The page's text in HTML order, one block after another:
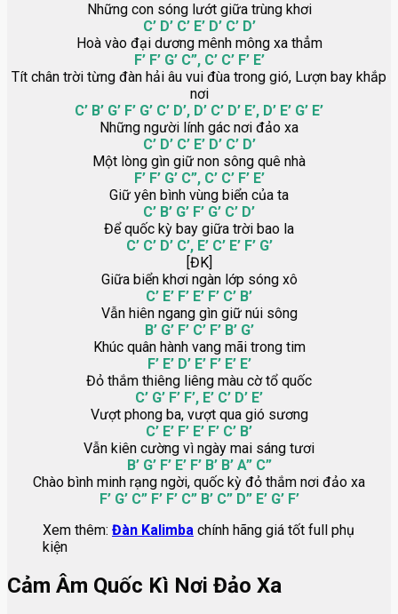
Những con sóng lướt giữa trùng khơi
C’ D’ C’ E’ D’ C’ D’
Hoà vào đại dương mênh mông xa thẳm
F’ F’ G’ C”, C’ C’ F’ E’
Tít chân trời từng đàn hải âu vui đùa trong gió, Lượn bay khắp
nơi
C’ B’ G’ F’ G’ C’ D’, D’ C’ D’ E’, D’ E’ G’ E’
Những người lính gác nơi đảo xa
C’ D’ C’ E’ D’ C’ D’
Một lòng gìn giữ non sông quê nhà
F’ F’ G’ C”, C’ C’ F’ E’
Giữ yên bình vùng biển của ta
C’ B’ G’ F’ G’ C’ D’
Để quốc kỳ bay giữa trời bao la
C’ C’ D’ C’, E’ C’ E’ F’ G’
[ĐK]
Giữa biển khơi ngàn lớp sóng xô
C’ E’ F’ E’ F’ C’ B’
Vẫn hiên ngang gìn giữ núi sông
B’ G’ F’ C’ F’ B’ G’
Khúc quân hành vang mãi trong tim
F’ E’ D’ E’ F’ E’ E’
Đỏ thắm thiêng liêng màu cờ tổ quốc
C’ G’ F’ F’, E’ C’ D’ E’
Vượt phong ba, vượt qua gió sương
C’ E’ F’ E’ F’ C’ B’
Vẫn kiên cường vì ngày mai sáng tươi
B’ G’ F’ E’ F’ B’ B’ A” C”
Chào bình minh rạng ngời, quốc kỳ đỏ thắm nơi đảo xa
F’ G’ C” F’ F’ C” B’ C” D” E’ G’ F’
Xem thêm: Đàn Kalimba chính hãng giá tốt full phụ
kiện
Cảm Âm Quốc Kì Nơi Đảo Xa